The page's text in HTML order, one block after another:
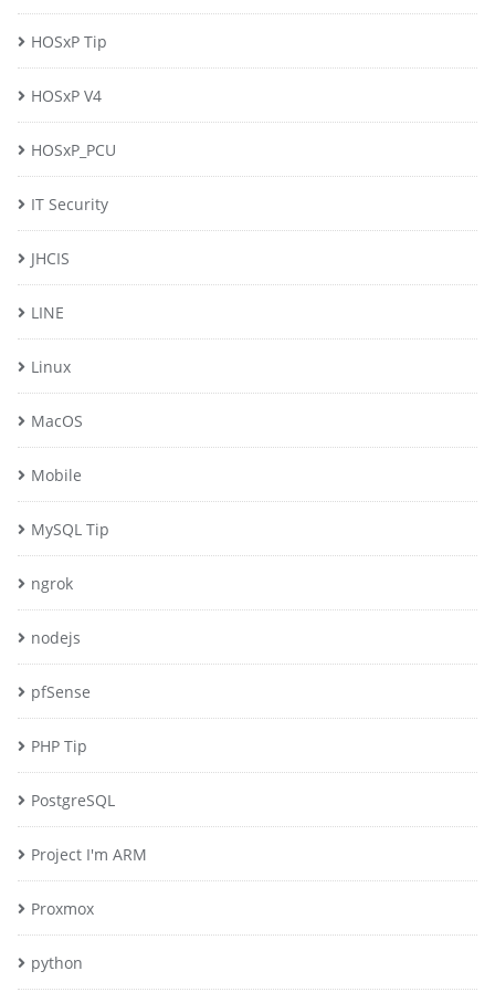
HOSxP Tip
HOSxP V4
HOSxP_PCU
IT Security
JHCIS
LINE
Linux
MacOS
Mobile
MySQL Tip
ngrok
nodejs
pfSense
PHP Tip
PostgreSQL
Project I'm ARM
Proxmox
python